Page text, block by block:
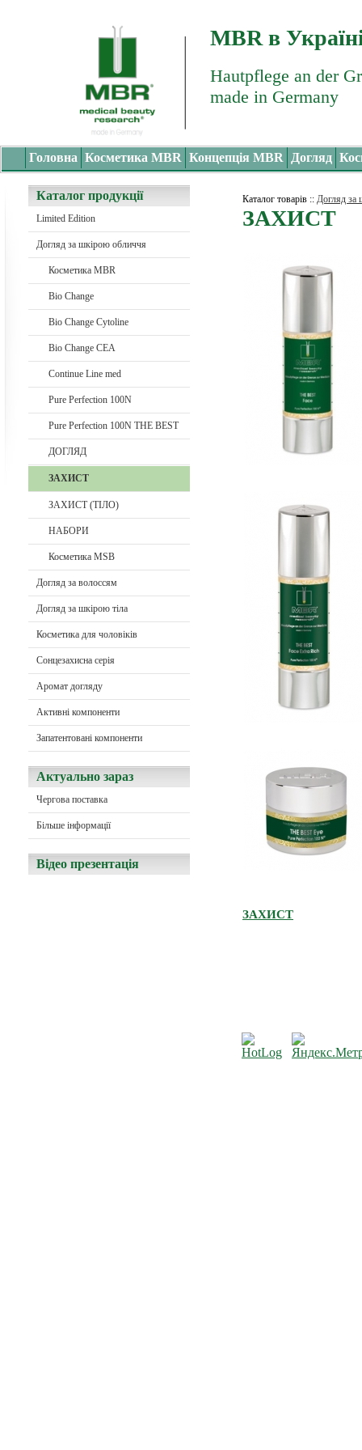
MBR в
Hautpflege an der
made in Germany
Головна Косметика MBR Концепція MBR Догляд
Каталог продукції
Limited Edition
Догляд за шкірою обличчя
Косметика MBR
Bio Change
Bio Change Cytoline
Bio Change CEA
Continue Line med
Pure Perfection 100N
Pure Perfection 100N THE BEST
ДОГЛЯД
ЗАХИСТ
ЗАХИСТ (ТІЛО)
НАБОРИ
Косметика MSB
Догляд за волоссям
Догляд за шкірою тіла
Косметика для чоловіків
Сонцезахисна серія
Aромат догляду
Активні компоненти
Запатентовані компоненти
Актуально зараз
Чергова поставка
Більше інформації
Відео презентація
Каталог товарів :: Догляд за
ЗАХИСТ
ЗАХИСТ